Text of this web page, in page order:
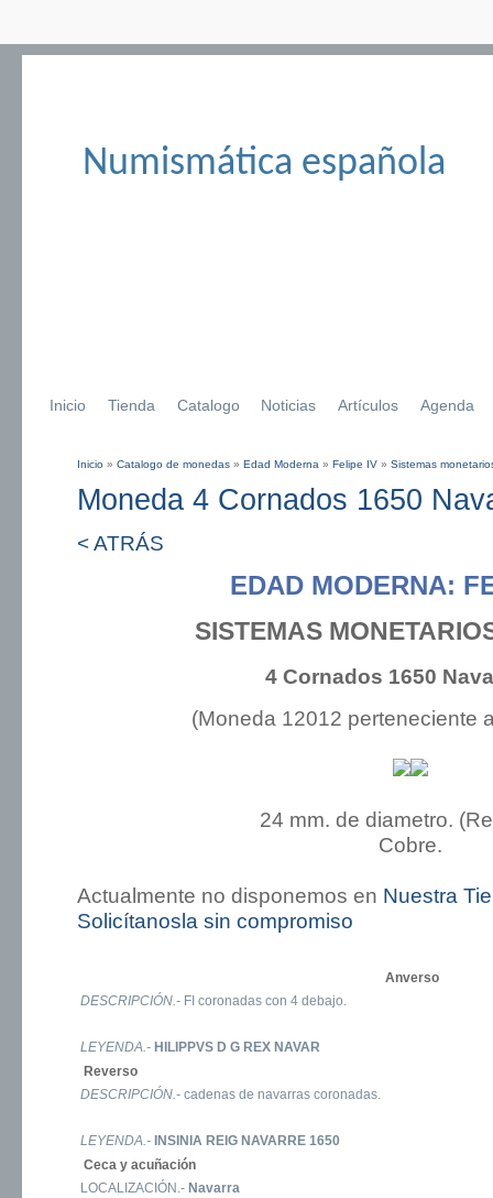
Numismática española
Inicio Tienda Catalogo Noticias Artículos Agenda
Se encuentra usted aquí
Inicio » Catalogo de monedas » Edad Moderna » Felipe IV » Sistemas
Moneda 4 Cornados 1650
< ATRÁS
EDAD MODERNA:
SISTEMAS
4 Cornados 1650
(Moneda 12012 perteneciente
24 mm. de diametro.
Cobre.
Actualmente no disponemos en Nuestra
Solicítanosla sin compromiso
Anverso
DESCRIPCIÓN.- FI coronadas con 4 debajo.
LEYENDA.- HILIPPVS D G REX NAVAR
Reverso
DESCRIPCIÓN.- cadenas de navarras coronadas.
LEYENDA.- INSINIA REIG NAVARRE 1650
Ceca y acuñación
LOCALIZACIÓN.- Navarra